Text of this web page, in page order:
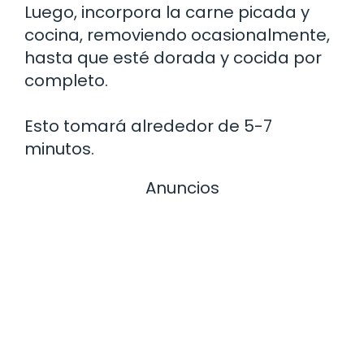
Luego, incorpora la carne picada y
cocina, removiendo ocasionalmente,
hasta que esté dorada y cocida por
completo.
Esto tomará alrededor de 5-7
minutos.
Anuncios